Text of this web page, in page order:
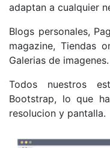
adaptan a cualquier
Blogs personales,
magazine, Tiendas
Galerias de imagenes.
Todos nuestros
Bootstrap, lo que
resolucion y pantalla.